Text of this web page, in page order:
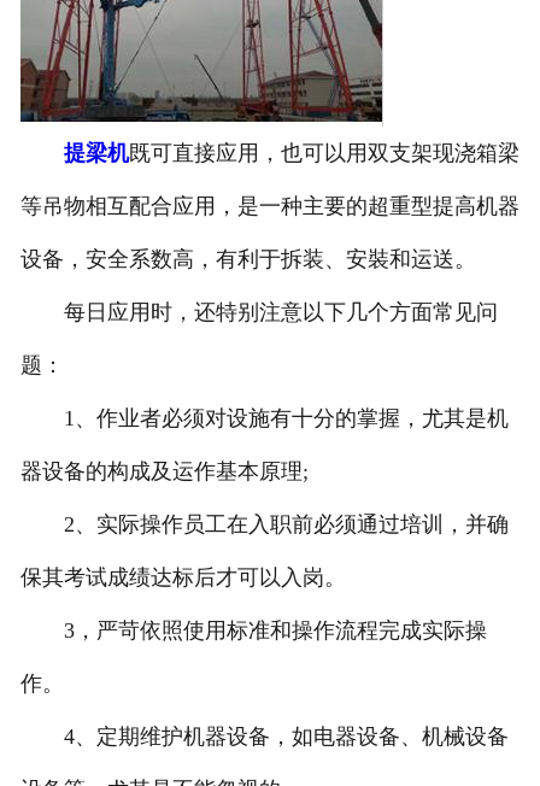
提梁机既可直接应用，也可以用双支架现浇箱梁
等吊物相互配合应用，是一种主要的超重型提高机器
设备，安全系数高，有利于拆装、安裝和运送。
每日应用时，还特别注意以下几个方面常见问
题：
1、作业者必须对设施有十分的掌握，尤其是机
器设备的构成及运作基本原理;
2、实际操作员工在入职前必须通过培训，并确
保其考试成绩达标后才可以入岗。
3，严苛依照使用标准和操作流程完成实际操
作。
4、定期维护机器设备，如电器设备、机械设备